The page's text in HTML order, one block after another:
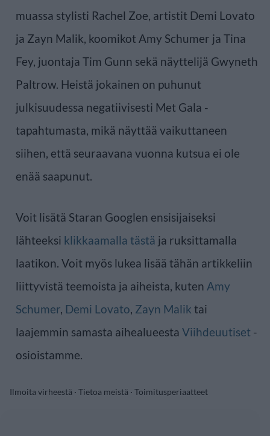
muassa stylisti Rachel Zoe, artistit Demi Lovato
ja Zayn Malik, koomikot Amy Schumer ja Tina
Fey, juontaja Tim Gunn sekä näyttelijä Gwyneth
Paltrow. Heistä jokainen on puhunut
julkisuudessa negatiivisesti Met Gala -
tapahtumasta, mikä näyttää vaikuttaneen
siihen, että seuraavana vuonna kutsua ei ole
enää saapunut.
Voit lisätä Staran Googlen ensisijaiseksi
lähteeksi klikkaamalla tästä ja ruksittamalla
laatikon. Voit myös lukea lisää tähän artikkeliin
liittyvistä teemoista ja aiheista, kuten Amy
Schumer, Demi Lovato, Zayn Malik tai
laajemmin samasta aihealueesta Viihdeuutiset -
osioistamme.
Ilmoita virheestä · Tietoa meistä · Toimitusperiaatteet